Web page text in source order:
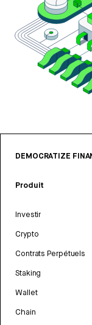
DEMOCRATIZE
Produit
Investir
Crypto
Contrats Perpétuels
Staking
Wallet
Chain